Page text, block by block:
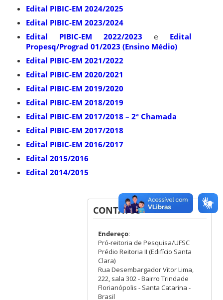
Edital PIBIC-EM 2024/2025
Edital PIBIC-EM 2023/2024
Edital PIBIC-EM 2022/2023 e Edital
Propesq/Prograd 01/2023 (Ensino Médio)
Edital PIBIC-EM 2021/2022
Edital PIBIC-EM 2020/2021
Edital PIBIC-EM 2019/2020
Edital PIBIC-EM 2018/2019
Edital PIBIC-EM 2017/2018 – 2ª Chamada
Edital PIBIC-EM 2017/2018
Edital PIBIC-EM 2016/2017
Edital 2015/2016
Edital 2014/2015
CONTATOS
Endereço:
Pró-reitoria de Pesquisa/UFSC
Prédio Reitoria II (Edifício Santa
Clara)
Rua Desembargador Vitor Lima,
222, sala 302 - Bairro Trindade
Florianópolis - Santa Catarina -
Brasil